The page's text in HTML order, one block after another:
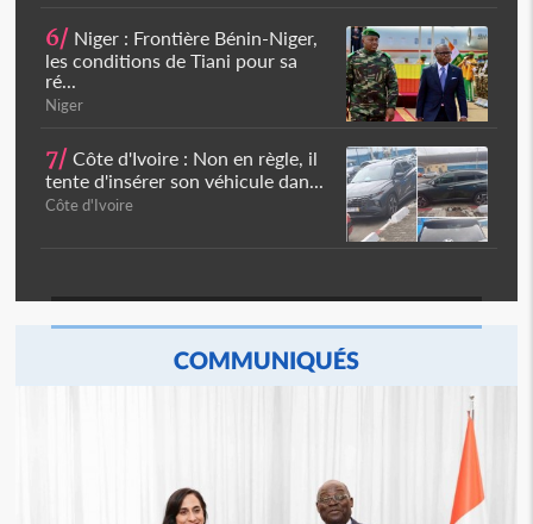
6/ Niger : Frontière Bénin-Niger,
les conditions de Tiani pour sa
ré...
Niger
7/ Côte d'Ivoire : Non en règle, il
tente d'insérer son véhicule dan...
Côte d'Ivoire
COMMUNIQUÉS